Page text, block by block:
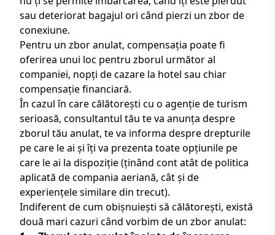
sau deteriorat bagajul ori când pierzi un zbor de
conexiune.
Pentru un zbor anulat, compensația poate fi
oferirea unui loc pentru zborul următor al
companiei, nopți de cazare la hotel sau chiar
compensație financiară.
În cazul în care călătorești cu o agenție de turism
serioasă, consultantul tău te va anunța despre
zborul tău anulat, te va informa despre drepturile
pe care le ai și îți va prezenta toate opțiunile pe
care le ai la dispoziție (ținând cont atât de politica
aplicată de compania aeriană, cât și de
experiențele similare din trecut).
Indiferent de cum obișnuiești să călătorești, există
două mari cazuri când vorbim de un zbor anulat: